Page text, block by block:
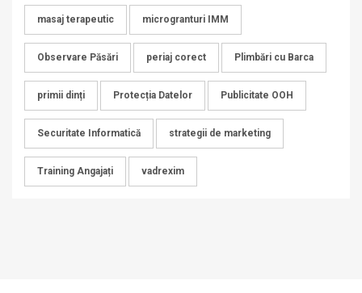
masaj terapeutic microgranturi IMM
Observare Păsări periaj corect Plimbări cu Barca
primii dinți Protecția Datelor Publicitate OOH
Securitate Informatică strategii de marketing
Training Angajați vadrexim